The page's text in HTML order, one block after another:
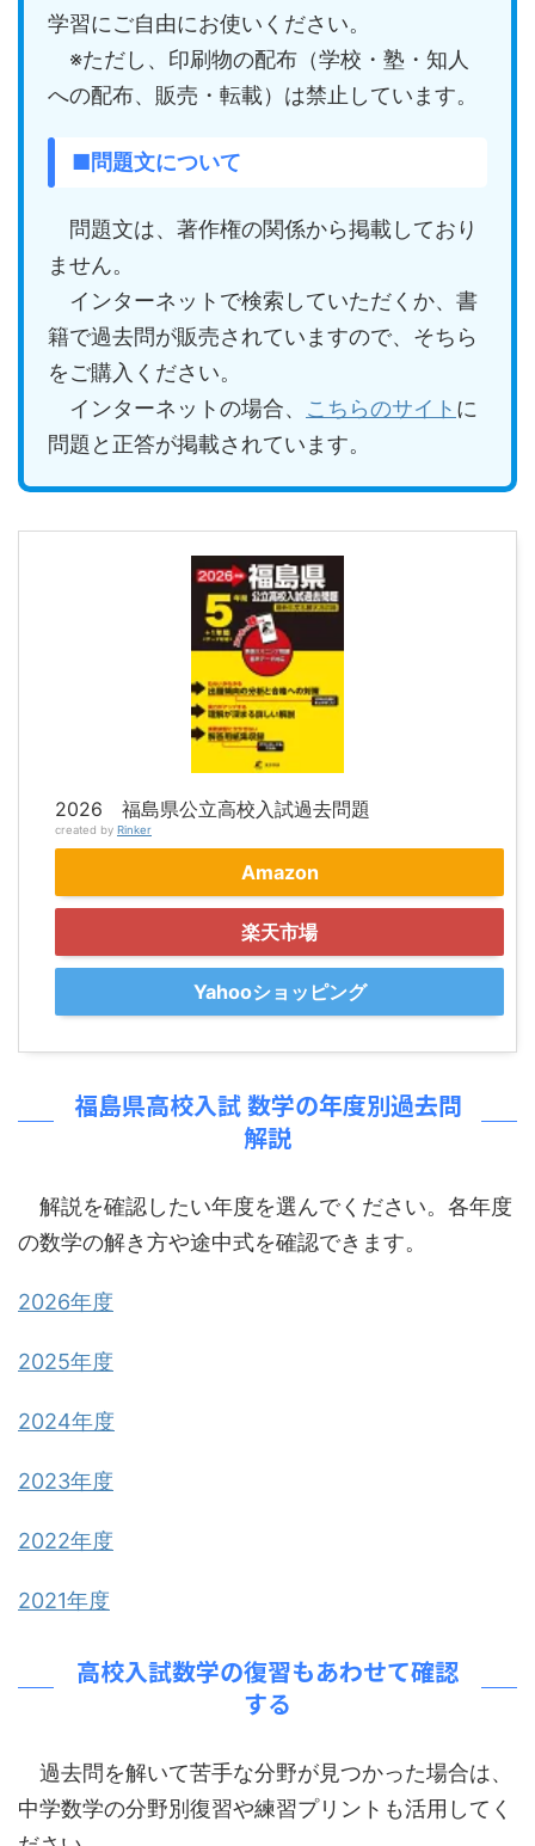
学習にご自由にお使いください。
※ただし、印刷物の配布（学校・塾・知人
への配布、販売・転載）は禁止しています。
■問題文について
問題文は、著作権の関係から掲載しており
ません。
インターネットで検索していただくか、書
籍で過去問が販売されていますので、そちら
をご購入ください。
インターネットの場合、 こちらのサイト に
問題と正答が掲載されています。
2026 福島県公立高校入試過去問題
created by Rinker
Amazon
楽天市場
Yahooショッピング
福島県高校入試 数学の年度別過去問
解説
解説を確認したい年度を選んでください。各年度
の数学の解き方や途中式を確認できます。
2026年度
2025年度
2024年度
2023年度
2022年度
2021年度
高校入試数学の復習もあわせて確認
する
過去問を解いて苦手な分野が見つかった場合は、
中学数学の分野別復習や練習プリントも活用してく